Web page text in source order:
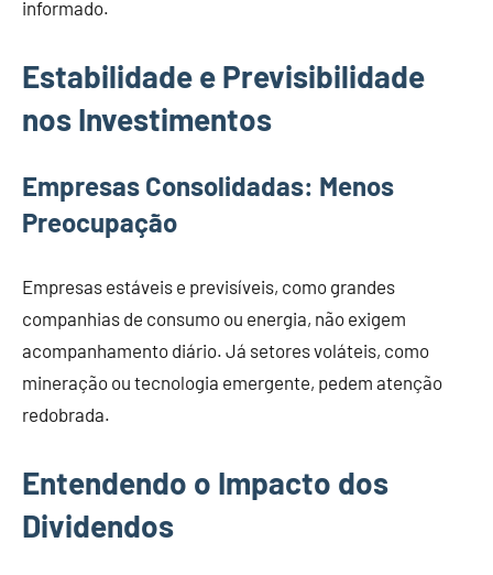
informado.
Estabilidade e Previsibilidade
nos Investimentos
Empresas Consolidadas: Menos
Preocupação
Empresas estáveis e previsíveis, como grandes
companhias de consumo ou energia, não exigem
acompanhamento diário. Já setores voláteis, como
mineração ou tecnologia emergente, pedem atenção
redobrada.
Entendendo o Impacto dos
Dividendos